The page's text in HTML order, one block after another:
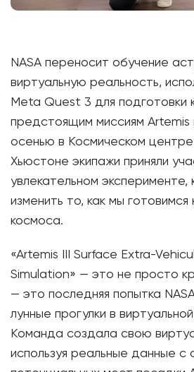
NASA переносит обучение
виртуальную реальность,
Meta Quest 3 для подготовки
предстоящим миссиям Artemis
осенью в Космическом
Хьюстоне экипажи приняли
увлекательном
изменить то, как мы
космоса.
«Artemis III Surface Extra-
Simulation» — это не просто
— это последняя попытка
лунные прогулки в
Команда создала свою
используя реальные данные с